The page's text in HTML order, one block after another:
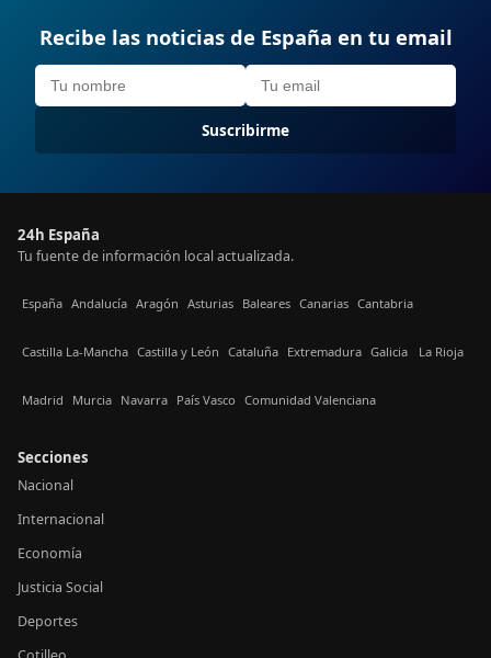
Recibe las noticias de España en tu email
Suscribirme
24h España
Tu fuente de información local actualizada.
España Andalucía Aragón Asturias Baleares Canarias Cantabria
Castilla La-Mancha Castilla y León Cataluña Extremadura Galicia La Rioja
Madrid Murcia Navarra País Vasco Comunidad Valenciana
Secciones
Nacional
Internacional
Economía
Justicia Social
Deportes